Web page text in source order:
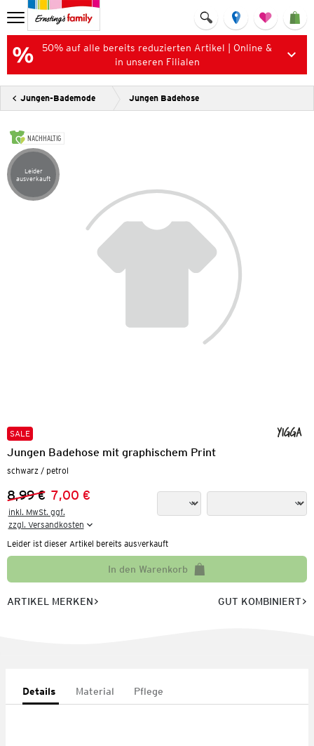
50% auf alle bereits reduzierten Artikel | Online &
in unseren Filialen
Jungen-Bademode Jungen Badehose
NACHHALTIG
Artikel leider ausverkauft
Leider
ausverkauft
SALE
Jungen Badehose mit graphischem Print
schwarz / petrol
Vorheriger Preis:
8,99 €
Neuer Preis:
7,00 €
inkl. MwSt. ggf.
zzgl. Versandkosten
Leider ist dieser Artikel bereits ausverkauft
In den Warenkorb
ARTIKEL MERKEN GUT KOMBINIERT
Details Material Pflege